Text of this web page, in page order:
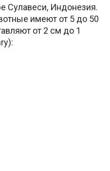
Сулавеси, Индонезия.
имеют от 5 до 50
от 2 см до 1